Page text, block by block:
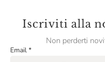
Iscriviti alla
Non perderti
Email *